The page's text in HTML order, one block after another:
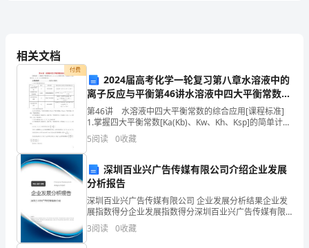
“blamingthevictim”
isherebyquestionedandfocusisputontheneed
to450/
AdministrationsliketheSRAoftenhavesemi-
politicaltasks
相关文档
付费
2024届高考化学一轮复习第八章水溶液中的
离子反应与平衡第46讲水溶液中四大平衡常数的
综合应用
第46讲 水溶液中四大平衡常数的综合应用[课程标准]
1.掌握四大平衡常数[Ka(Kb)、Kw、Kh、Ksp]的简单计
算。2.掌握四大平衡常数[Ka(Kb)、Kw、Kh、Ksp]之间的
换算方法。1．四
5阅读 0收藏
深圳百业兴广告传媒有限公司介绍企业发展
分析报告
深圳百业兴广告传媒有限公司 企业发展分析结果企业发
展指数得分企业发展指数得分深圳百业兴广告传媒有限
公司综合得分说明：企业发展指数根据企业规模、企业
创新、企业风险、企业活力四个维度对企业发展情况进
3阅读 0收藏